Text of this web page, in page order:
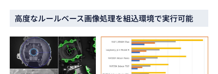
高度なルールベース画像処理を組込環境で実行可能